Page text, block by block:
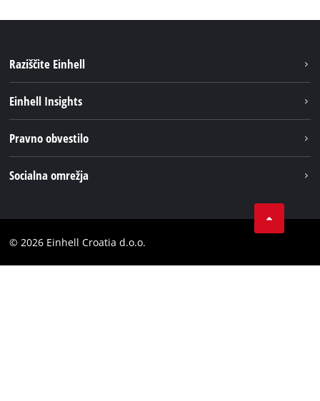
Raziščite Einhell
Aku sistem
Brushless
Einhell Insights
Einhell globalno
Pravno obvestilo
Skladnost
Socialna omrežja
Facebook
© 2026 Einhell Croatia d.o.o.